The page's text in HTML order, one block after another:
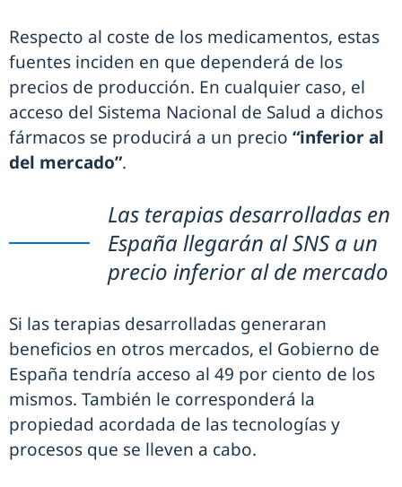
Respecto al coste de los medicamentos, estas
fuentes inciden en que dependerá de los
precios de producción. En cualquier caso, el
acceso del Sistema Nacional de Salud a dichos
fármacos se producirá a un precio “inferior al
del mercado”.
Las terapias desarrolladas en
España llegarán al SNS a un
precio inferior al de mercado
Si las terapias desarrolladas generaran
beneficios en otros mercados, el Gobierno de
España tendría acceso al 49 por ciento de los
mismos. También le corresponderá la
propiedad acordada de las tecnologías y
procesos que se lleven a cabo.